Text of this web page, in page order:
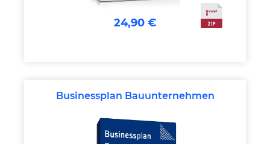
24,90 €
Businessplan Bauunternehmen